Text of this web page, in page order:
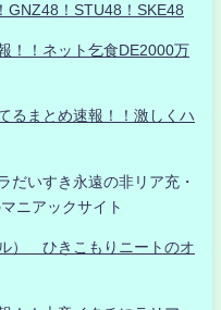
GNZ48！STU48！SKE48
！！ネット乞食DE2000万
るまとめ速報！！激しくハ
だいすき永遠の非リア充・
ニアックサイト
） ひきこもりニートのオ